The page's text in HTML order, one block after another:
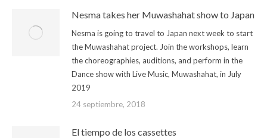
Nesma takes her Muwashahat show to Japan
Nesma is going to travel to Japan next week to start
the Muwashahat project. Join the workshops, learn
the choreographies, auditions, and perform in the
Dance show with Live Music, Muwashahat, in July
2019
24 septiembre, 2018
El tiempo de los cassettes